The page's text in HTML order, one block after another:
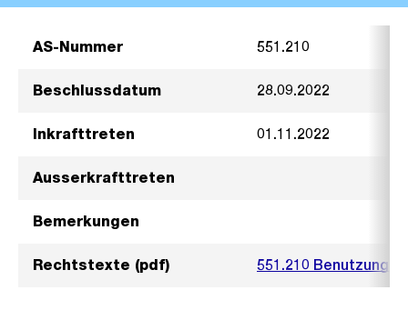
AS-Nummer 551.210
Beschlussdatum 28.09.2022
Inkrafttreten 01.11.2022
Ausserkrafttreten
Bemerkungen
Rechtstexte (pdf) 551.210